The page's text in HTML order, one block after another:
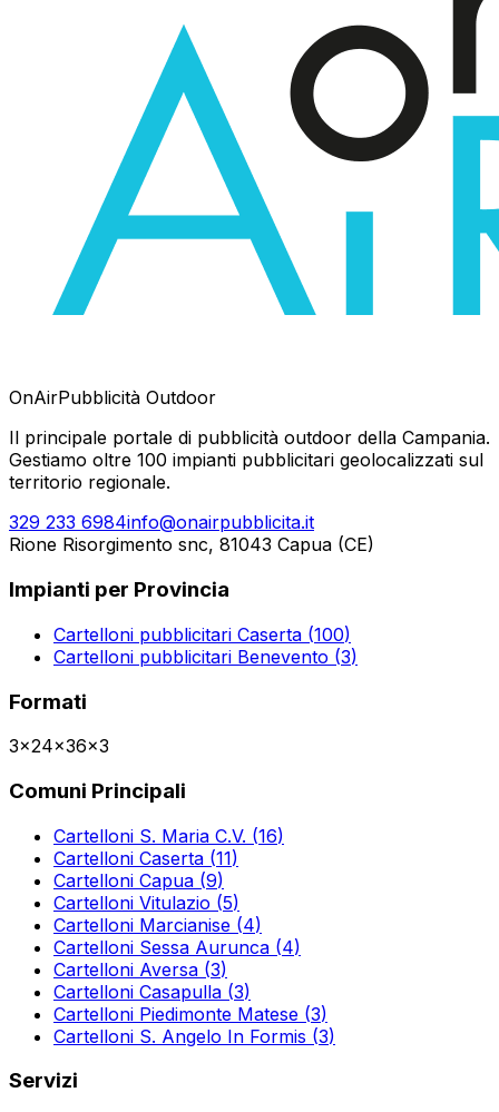
OnAirPubblicità Outdoor
Il principale portale di pubblicità outdoor della Campania.
Gestiamo oltre 100 impianti pubblicitari geolocalizzati sul
territorio regionale.
329 233 6984info@onairpubblicita.it
Rione Risorgimento snc, 81043 Capua (CE)
Impianti per Provincia
Cartelloni pubblicitari Caserta (100)
Cartelloni pubblicitari Benevento (3)
Formati
3x24x36x3
Comuni Principali
Cartelloni S. Maria C.V. (16)
Cartelloni Caserta (11)
Cartelloni Capua (9)
Cartelloni Vitulazio (5)
Cartelloni Marcianise (4)
Cartelloni Sessa Aurunca (4)
Cartelloni Aversa (3)
Cartelloni Casapulla (3)
Cartelloni Piedimonte Matese (3)
Cartelloni S. Angelo In Formis (3)
Servizi